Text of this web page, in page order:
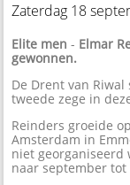
Zaterdag 18
Elite men - Elmar
gewonnen.
De Drent van
tweede zege in
Reinders groeide
Amsterdam in
niet georganiseerd
naar september